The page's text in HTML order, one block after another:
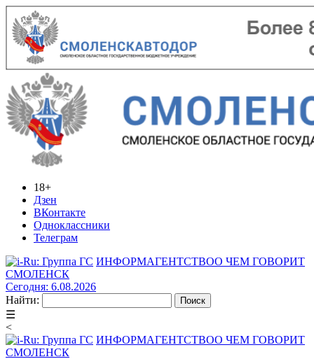
18+
Дзен
ВКонтакте
Одноклассники
Телеграм
ИНФОРМАГЕНТСТВОО ЧЕМ ГОВОРИТ
СМОЛЕНСК
Сегодня: 6.08.2026
Найти:
☰
<
ИНФОРМАГЕНТСТВОО ЧЕМ ГОВОРИТ
СМОЛЕНСК